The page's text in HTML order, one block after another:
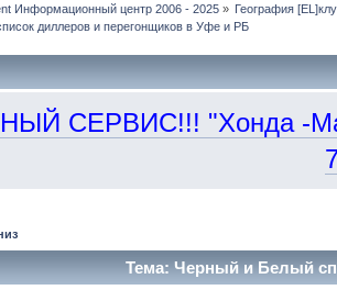
Информационный центр 2006 - 2025» География
диллеров и перегонщиков в Уфе и РБ
СЕРВИС!!! "Хонда -
Тема: Черный и Белый